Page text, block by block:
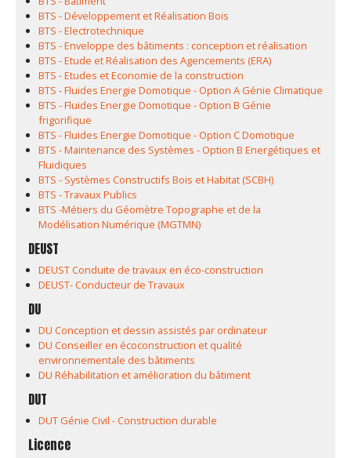
BTS - Développement et Réalisation Bois
BTS - Electrotechnique
BTS - Enveloppe des bâtiments : conception et réalisation
BTS - Etude et Réalisation des Agencements (ERA)
BTS - Etudes et Economie de la construction
BTS - Fluides Energie Domotique - Option A Génie Climatique
BTS - Fluides Energie Domotique - Option B Génie
frigorifique
BTS - Fluides Energie Domotique - Option C Domotique
BTS - Maintenance des Systèmes - Option B Energétiques et
Fluidiques
BTS - Systèmes Constructifs Bois et Habitat (SCBH)
BTS - Travaux Publics
BTS -Métiers du Géomètre Topographe et de la
Modélisation Numérique (MGTMN)
DEUST
DEUST Conduite de travaux en éco-construction
DEUST- Conducteur de Travaux
DU
DU Conception et dessin assistés par ordinateur
DU Conseiller en écoconstruction et qualité
environnementale des bâtiments
DU Réhabilitation et amélioration du bâtiment
DUT
DUT Génie Civil - Construction durable
Licence